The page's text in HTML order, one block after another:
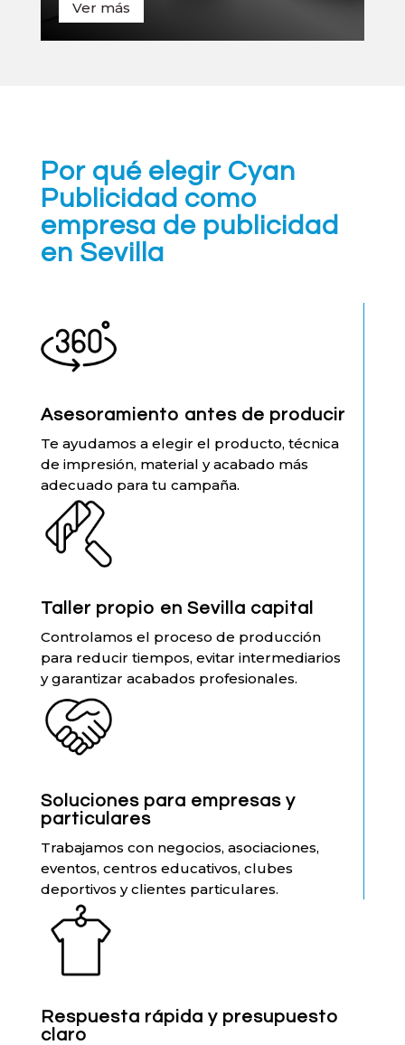
Ver más
Por qué elegir Cyan
Publicidad como
empresa de publicidad
en Sevilla
Asesoramiento antes de producir
Te ayudamos a elegir el producto, técnica
de impresión, material y acabado más
adecuado para tu campaña.
Taller propio en Sevilla capital
Controlamos el proceso de producción
para reducir tiempos, evitar intermediarios
y garantizar acabados profesionales.
Soluciones para empresas y
particulares
Trabajamos con negocios, asociaciones,
eventos, centros educativos, clubes
deportivos y clientes particulares.
Respuesta rápida y presupuesto
claro